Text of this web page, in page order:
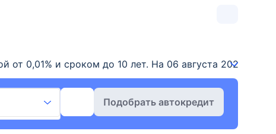
0,01% и сроком до 10 лет. На 06 августа 2026 г.
Подобрать автокредит